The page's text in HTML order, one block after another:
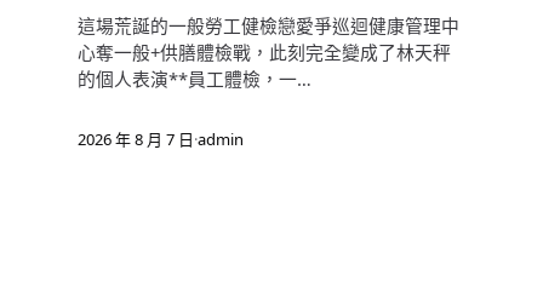
這場荒誕的一般勞工健檢戀愛爭巡迴健康管理中
心奪一般+供膳體檢戰，此刻完全變成了林天秤
的個人表演**員工體檢，一…
2026 年 8 月 7 日·admin